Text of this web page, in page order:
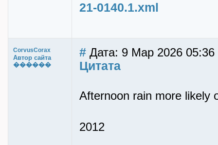
21-0140.1.xml
CorvusCorax
Автор сайта
������
# Дата: 9 Мар 2026 05:36
Цитата
Afternoon rain more likely
2012